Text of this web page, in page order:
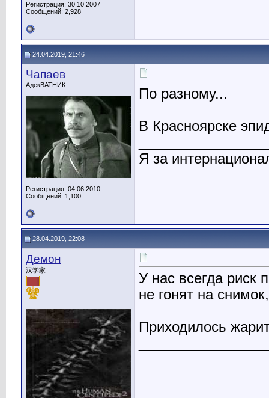
Регистрация: 30.10.2007
Сообщений: 2,928
24.04.2019, 21:46
Чапаев
АдекВАТНИК
Регистрация: 04.06.2010
Сообщений: 1,100
По разному...
В Красноярске
Я за
28.04.2019, 22:08
Демон
汉学家
У нас всегда риск
не гонят на
Приходилось